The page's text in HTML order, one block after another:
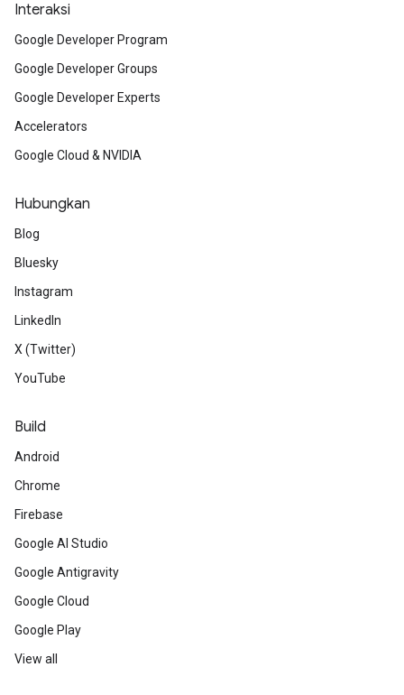
Interaksi
Google Developer Program
Google Developer Groups
Google Developer Experts
Accelerators
Google Cloud & NVIDIA
Hubungkan
Blog
Bluesky
Instagram
LinkedIn
X (Twitter)
YouTube
Build
Android
Chrome
Firebase
Google AI Studio
Google Antigravity
Google Cloud
Google Play
View all